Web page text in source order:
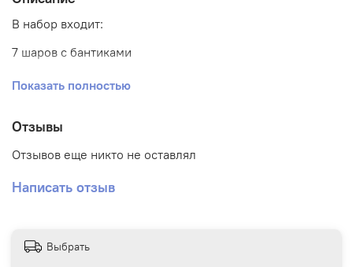
В набор входит:
7 шаров с бантиками
1 шар гигант внутри баблса с надписью и бантиками
Показать полностью
Отзывы
Отзывов еще никто не оставлял
Написать отзыв
Выбрать